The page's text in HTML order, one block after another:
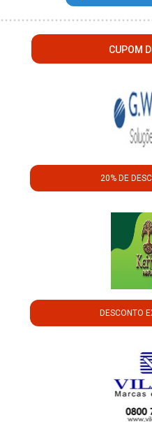
CUPOM
20% DE
DESCONTO